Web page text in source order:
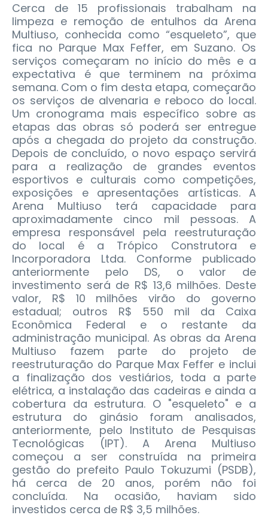
Cerca de 15 profissionais trabalham na
limpeza e remoção de entulhos da Arena
Multiuso, conhecida como “esqueleto”, que
fica no Parque Max Feffer, em Suzano. Os
serviços começaram no início do mês e a
expectativa é que terminem na próxima
semana. Com o fim desta etapa, começarão
os serviços de alvenaria e reboco do local.
Um cronograma mais específico sobre as
etapas das obras só poderá ser entregue
após a chegada do projeto da construção.
Depois de concluído, o novo espaço servirá
para a realização de grandes eventos
esportivos e culturais como competições,
exposições e apresentações artísticas. A
Arena Multiuso terá capacidade para
aproximadamente cinco mil pessoas. A
empresa responsável pela reestruturação
do local é a Trópico Construtora e
Incorporadora Ltda. Conforme publicado
anteriormente pelo DS, o valor de
investimento será de R$ 13,6 milhões. Deste
valor, R$ 10 milhões virão do governo
estadual; outros R$ 550 mil da Caixa
Econômica Federal e o restante da
administração municipal. As obras da Arena
Multiuso fazem parte do projeto de
reestruturação do Parque Max Feffer e inclui
a finalização dos vestiários, toda a parte
elétrica, a instalação das cadeiras e ainda a
cobertura da estrutura. O "esqueleto" e a
estrutura do ginásio foram analisados,
anteriormente, pelo Instituto de Pesquisas
Tecnológicas (IPT). A Arena Multiuso
começou a ser construída na primeira
gestão do prefeito Paulo Tokuzumi (PSDB),
há cerca de 20 anos, porém não foi
concluída. Na ocasião, haviam sido
investidos cerca de R$ 3,5 milhões.